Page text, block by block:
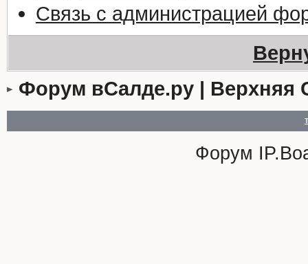
Связь с администрацией
Форум вСалде.ру | Верхняя
Форум